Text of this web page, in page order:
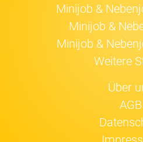
Minijob &
Minijob &
Minijob &
Weitere
Über
AGB